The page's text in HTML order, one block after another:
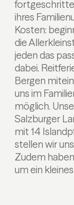
ihres
Kosten:
die
jeden das
dabei.
Bergen
uns im
möglich.
Salzburger
mit 14
stellen wir
Zudem
um ein